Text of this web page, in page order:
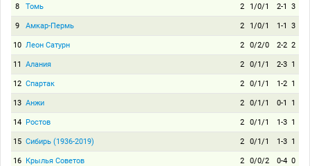
8 Томь 2 1/0/1 2-1 3
9 Амкар-Пермь 2 1/0/1 1-1 3
10 Леон Сатурн 2 0/2/0 2-2 2
11 Алания 2 0/1/1 2-3 1
12 Спартак 2 0/1/1 1-2 1
13 Анжи 2 0/1/1 0-1 1
14 Ростов 2 0/1/1 1-3 1
15 Сибирь (1936-2019) 2 0/1/1 1-3 1
16 Крылья Советов 2 0/0/2 0-4 0